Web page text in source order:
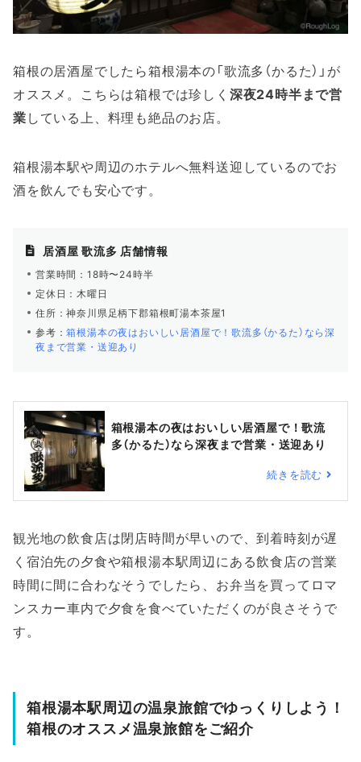
箱根の居酒屋でしたら箱根湯本の「歌流多（かるた）」が
オススメ。こちらは箱根では珍しく 深夜24時半まで営
業 している上、料理も絶品のお店。
箱根湯本駅や周辺のホテルへ無料送迎しているのでお
酒を飲んでも安心です。
居酒屋 歌流多 店舗情報
営業時間：18時〜24時半
定休日：木曜日
住所：神奈川県足柄下郡箱根町湯本茶屋1
参考：箱根湯本の夜はおいしい居酒屋で！歌流多（かるた）なら深
夜まで営業・送迎あり
箱根湯本の夜はおいしい居酒屋で！歌流
多（かるた）なら深夜まで営業・送迎あり
続きを読む
観光地の飲食店は閉店時間が早いので、到着時刻が遅
く宿泊先の夕食や箱根湯本駅周辺にある飲食店の営業
時間に間に合わなそうでしたら、お弁当を買ってロマ
ンスカー車内で夕食を食べていただくのが良さそうで
す。
箱根湯本駅周辺の温泉旅館でゆっくりしよう！
箱根のオススメ温泉旅館をご紹介